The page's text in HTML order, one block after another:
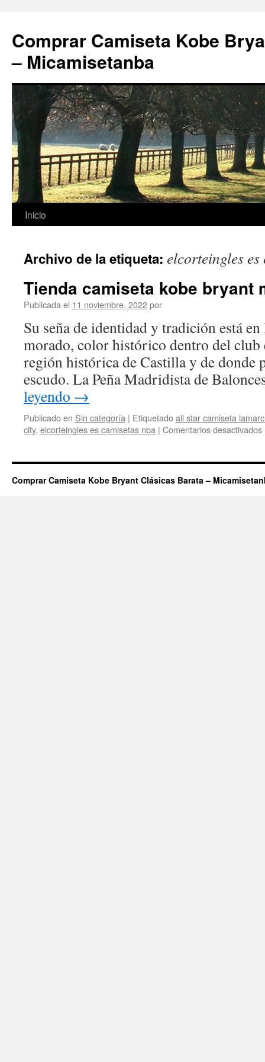
Comprar Camiseta Kobe
– Micamisetanba
Saltar
contenido
Inicio
Archivo de la etiqueta: elcorteingles
Tienda camiseta kobe bryant
Publicada el 11 noviembre, 2022por
Su seña de identidad y tradición está
morado, color histórico dentro del club
región histórica de Castilla y de donde
escudo. La Peña Madridista de
leyendo →
Publicado en Sin categoría | Etiquetadoall star camiseta
city, elcorteingles es camisetas nba | Comentarios desactivados
Comprar Camiseta Kobe Bryant Clásicas Barata –